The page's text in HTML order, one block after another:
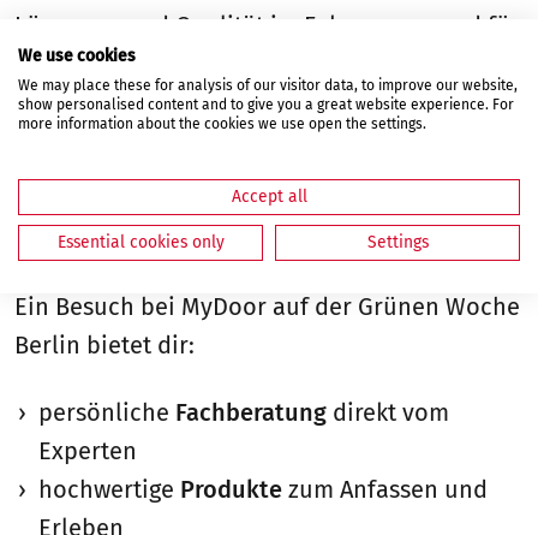
Lösungen und Qualität im Fokus – passend für
Neubau, Renovierung oder Modernisierung.
Warum sich ein Besuch
lohnt
Ein Besuch bei MyDoor auf der Grünen Woche
Berlin bietet dir:
persönliche Fachberatung direkt vom
Experten
hochwertige Produkte zum Anfassen und
Erleben
We use cookies
We may place these for analysis of our visitor data, to improve our website,
show personalised content and to give you a great website experience. For
more information about the cookies we use open the settings.
Accept all
Essential cookies only Settings